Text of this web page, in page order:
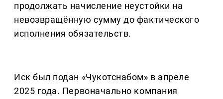
продолжать начисление неустойки на
невозвращённую сумму до фактического
исполнения обязательств.
Иск был подан «Чукотснабом» в апреле
2025 года. Первоначально компания